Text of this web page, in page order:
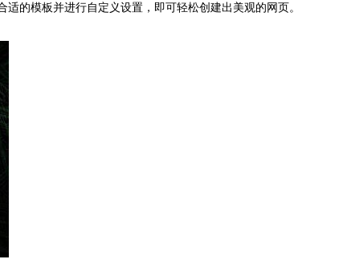
的模板并进行自定义设置，即可轻松创建出美观的网页。